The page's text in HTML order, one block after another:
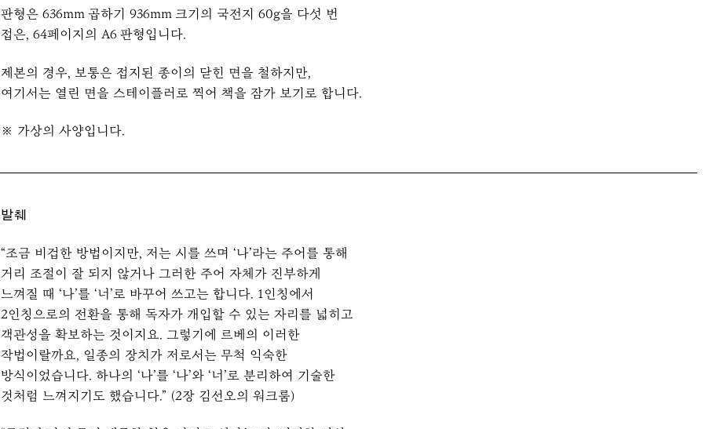
판형은 636mm 곱하기 936mm 크기의 국전지 60g을 다섯 번
접은, 64페이지의 A6 판형입니다.
제본의 경우, 보통은 접지된 종이의 닫힌 면을 철하지만,
여기서는 열린 면을 스테이플러로 찍어 책을 잠가 보기로 합니다.
※ 가상의 사양입니다.
발췌
“조금 비겁한 방법이지만, 저는 시를 쓰며 ‘나’라는 주어를 통해
거리 조절이 잘 되지 않거나 그러한 주어 자체가 진부하게
느껴질 때 ‘나’를 ‘너’로 바꾸어 쓰고는 합니다. 1인칭에서
2인칭으로의 전환을 통해 독자가 개입할 수 있는 자리를 넓히고
객관성을 확보하는 것이지요. 그렇기에 르베의 이러한
작법이랄까요, 일종의 장치가 저로서는 무척 익숙한
방식이었습니다. 하나의 ‘나’를 ‘나’와 ‘너’로 분리하여 기술한
것처럼 느껴지기도 했습니다.” (2장 김선오의 워크룸)